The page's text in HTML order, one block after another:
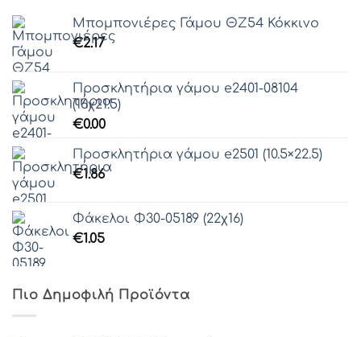
Μπομπονιέρες Γάμου ΘZ54 Κόκκινο
€2.17
Προσκλητήρια γάμου e2401-08104
(16χ21.5)
€0.00
Προσκλητήρια γάμου e2501 (10.5×22.5)
€1.86
Φάκελοι Φ30-05189 (22χ16)
€1.05
Πιο Δημοφιλή Προϊόντα